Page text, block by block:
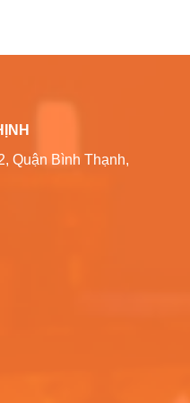
Quận Bình Thạnh,